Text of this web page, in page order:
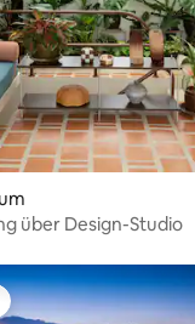
über Design-Studio